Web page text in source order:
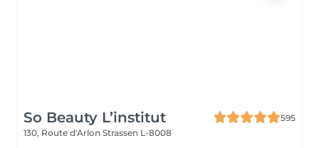
So Beauty L’institut
595
130, Route d'Arlon Strassen L-8008